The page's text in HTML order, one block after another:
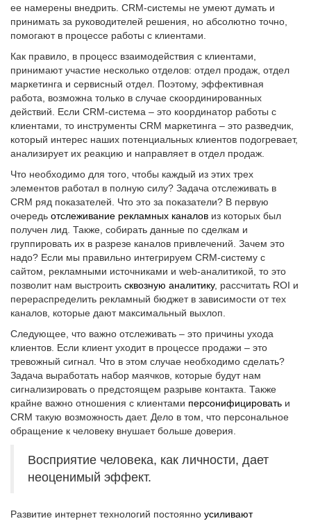
ее намерены внедрить. CRM-системы не умеют думать и
принимать за руководителей решения, но абсолютно точно,
помогают в процессе работы с клиентами.
Как правило, в процесс взаимодействия с клиентами,
принимают участие несколько отделов: отдел продаж, отдел
маркетинга и сервисный отдел. Поэтому, эффективная
работа, возможна только в случае скоординированных
действий. Если CRM-система – это координатор работы с
клиентами, то инструменты CRM маркетинга – это разведчик,
который интерес наших потенциальных клиентов подогревает,
анализирует их реакцию и направляет в отдел продаж.
Что необходимо для того, чтобы каждый из этих трех
элементов работал в полную силу? Задача отслеживать в
CRM ряд показателей. Что это за показатели? В первую
очередь отслеживание рекламных каналов из которых был
получен лид. Также, собирать данные по сделкам и
группировать их в разрезе каналов привлечений. Зачем это
надо? Если мы правильно интегрируем CRM-систему с
сайтом, рекламными источниками и web-аналитикой, то это
позволит нам выстроить сквозную аналитику, рассчитать ROI и
перераспределить рекламный бюджет в зависимости от тех
каналов, которые дают максимальный выхлоп.
Следующее, что важно отслеживать – это причины ухода
клиентов. Если клиент уходит в процессе продажи – это
тревожный сигнал. Что в этом случае необходимо сделать?
Задача выработать набор маячков, которые будут нам
сигнализировать о предстоящем разрыве контакта. Также
крайне важно отношения с клиентами персонифицировать и
CRM такую возможность дает. Дело в том, что персональное
обращение к человеку внушает больше доверия.
Восприятие человека, как личности, дает
неоценимый эффект.
Развитие интернет технологий постоянно усиливают